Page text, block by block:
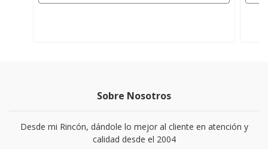
Sobre Nosotros
Desde mi Rincón, dándole lo mejor al cliente en atención y
calidad desde el 2004